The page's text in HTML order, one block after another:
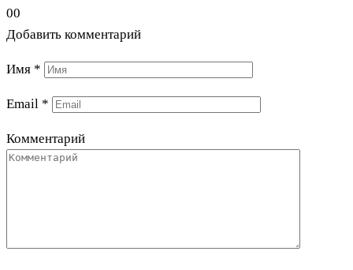
00
Добавить комментарий
Имя *
Email *
Комментарий